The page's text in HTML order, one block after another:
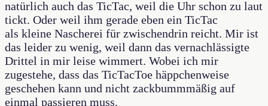
natürlich auch das TicTac, weil die Uhr schon zu laut
tickt. Oder weil ihm gerade eben ein TicTac
als kleine Nascherei für zwischendrin reicht. Mir ist
das leider zu wenig, weil dann das vernachlässigte
Drittel in mir leise wimmert. Wobei ich mir
zugestehe, dass das TicTacToe häppchenweise
geschehen kann und nicht zackbummmäßig auf
einmal passieren muss.